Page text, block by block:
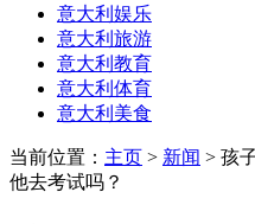
意大利娱乐
意大利旅游
意大利教育
意大利体育
意大利美食
当前位置： 主页 > 新闻 > 孩
他去考试吗？